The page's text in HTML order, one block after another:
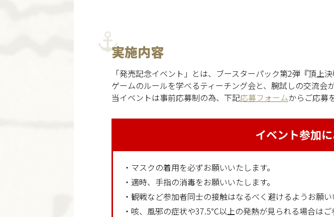
実施内容
「発売記念イベント」とは、ブースターパック第2弾『頂上
ゲームのルールを学べるティーチング会と、腕試しの交流会
当イベントは事前応募制の為、下記応募フォームからご応募
イベント参加
・マスクの着用を必ずお願いいたします。
・適時、手指の消毒をお願いいたします。
・観戦など参加者同士の接触はなるべく避けるようお願い
・咳、風邪の症状や37.5℃以上の発熱が見られる場合はご